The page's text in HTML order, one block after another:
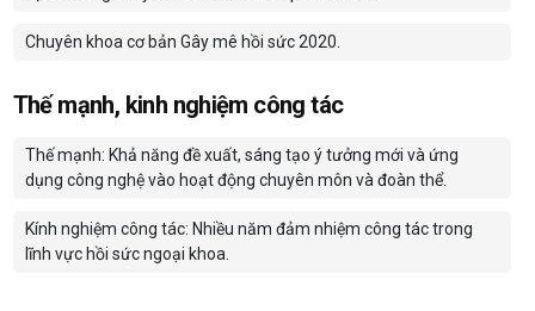
Chuyên khoa cơ bản Gây mê hồi sức 2020.
Thế mạnh, kinh nghiệm công tác
Thế mạnh: Khả năng đề xuất, sáng tạo ý tưởng mới và ứng
dụng công nghệ vào hoạt động chuyên môn và đoàn thể.
Kính nghiệm công tác: Nhiều năm đảm nhiệm công tác trong
lĩnh vực hồi sức ngoại khoa.